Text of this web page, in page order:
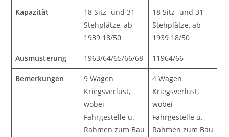
Kapazität
18 Sitz- und 31
Stehplätze, ab
1939 18/50
18 Sitz- und 31
Stehplätze, ab
1939 18/50
Ausmusterung 1963/64/65/66/68 11964/66
Bemerkungen
9 Wagen
Kriegsverlust,
wobei
Fahrgestelle u.
Rahmen zum Bau
4 Wagen
Kriegsverlust,
wobei
Fahrgestelle u.
Rahmen zum Bau